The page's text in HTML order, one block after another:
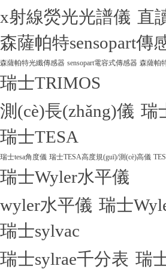
x射線熒光光譜儀 直
森薩帕特sensopart傳
森薩帕特光纖傳感器 sensopart電容式傳感器 森薩帕
瑞士TRIMOS
測(cè)長(zhǎng)儀 瑞
瑞士TESA
瑞士tesa角度儀 瑞士TESA高度規(guī)/測(cè)高儀
瑞士Wyler水平儀
wyler水平儀 瑞士
瑞士sylvac
瑞士sylrae千分表 瑞